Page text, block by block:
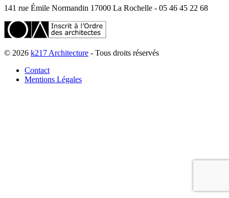
141 rue Émile Normandin 17000 La Rochelle - 05 46 45 22 68
© 2026 k217 Architecture - Tous droits réservés
Contact
Mentions Légales